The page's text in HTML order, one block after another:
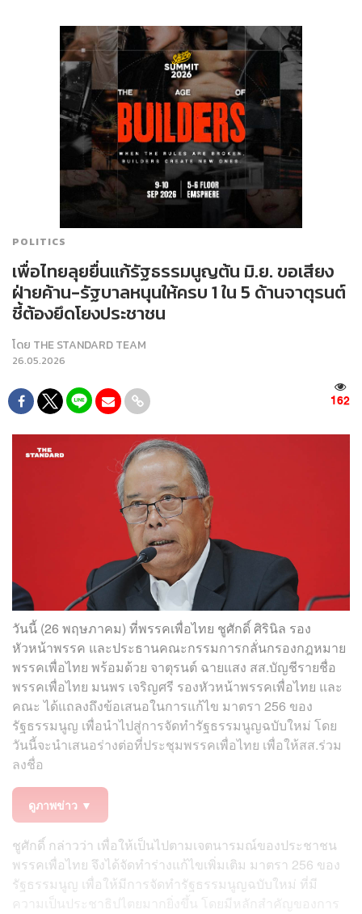
POLITICS
เพื่อไทยลุยยื่นแก้รัฐธรรมนูญต้น มิ.ย. ขอเสียง
ฝ่ายค้าน-รัฐบาลหนุนให้ครบ 1 ใน 5 ด้านจาตุรนต์
ชี้ต้องยึดโยงประชาชน
โดย THE STANDARD TEAM
26.05.2026
162
วันนี้ (26 พฤษภาคม) ที่พรรคเพื่อไทย ชูศักดิ์ ศิรินิล รอง
หัวหน้าพรรค และประธานคณะกรรมการกลั่นกรองกฎหมาย
พรรคเพื่อไทย พร้อมด้วย จาตุรนต์ ฉายแสง สส.บัญชีรายชื่อ
พรรคเพื่อไทย มนพร เจริญศรี รองหัวหน้าพรรคเพื่อไทย และ
คณะ ได้แถลงถึงข้อเสนอในการแก้ไข มาตรา 256 ของ
รัฐธรรมนูญ เพื่อนำไปสู่การจัดทำรัฐธรรมนูญฉบับใหม่ โดย
วันนี้จะนำเสนอร่างต่อที่ประชุมพรรคเพื่อไทย เพื่อให้สส.ร่วม
ลงชื่อ
ดูภาพข่าว ▼
ชูศักดิ์ กล่าวว่า เพื่อให้เป็นไปตามเจตนารมณ์ของประชาชน
พรรคเพื่อไทย จึงได้จัดทำร่างแก้ไขเพิ่มเติม มาตรา 256 ของ
รัฐธรรมนูญ เพื่อให้มีการจัดทำรัฐธรรมนูญฉบับใหม่ ที่มี
ความเป็นประชาธิปไตยมากยิ่งขึ้น โดยมีหลักสำคัญของการ